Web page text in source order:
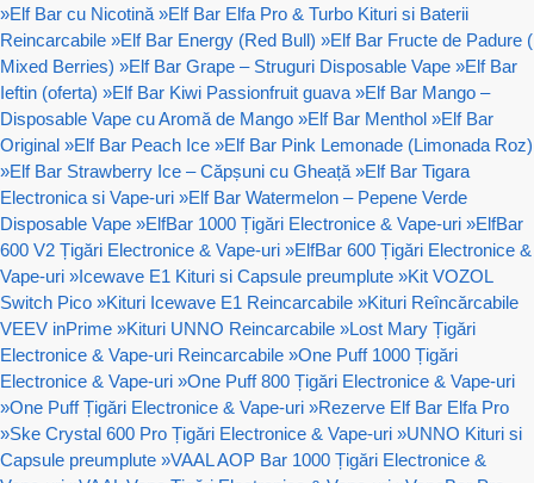
»Elf Bar cu Nicotină »Elf Bar Elfa Pro & Turbo Kituri si Baterii
Reincarcabile »Elf Bar Energy (Red Bull) »Elf Bar Fructe de Padure (
Mixed Berries) »Elf Bar Grape – Struguri Disposable Vape »Elf Bar
Ieftin (oferta) »Elf Bar Kiwi Passionfruit guava »Elf Bar Mango –
Disposable Vape cu Aromă de Mango »Elf Bar Menthol »Elf Bar
Original »Elf Bar Peach Ice »Elf Bar Pink Lemonade (Limonada Roz)
»Elf Bar Strawberry Ice – Căpșuni cu Gheață »Elf Bar Tigara
Electronica si Vape-uri »Elf Bar Watermelon – Pepene Verde
Disposable Vape »ElfBar 1000 Țigări Electronice & Vape-uri »ElfBar
600 V2 Țigări Electronice & Vape-uri »ElfBar 600 Țigări Electronice &
Vape-uri »Icewave E1 Kituri si Capsule preumplute »Kit VOZOL
Switch Pico »Kituri Icewave E1 Reincarcabile »Kituri Reîncărcabile
VEEV inPrime »Kituri UNNO Reincarcabile »Lost Mary Țigări
Electronice & Vape-uri Reincarcabile »One Puff 1000 Țigări
Electronice & Vape-uri »One Puff 800 Țigări Electronice & Vape-uri
»One Puff Țigări Electronice & Vape-uri »Rezerve Elf Bar Elfa Pro
»Ske Crystal 600 Pro Țigări Electronice & Vape-uri »UNNO Kituri si
Capsule preumplute »VAAL AOP Bar 1000 Țigări Electronice &